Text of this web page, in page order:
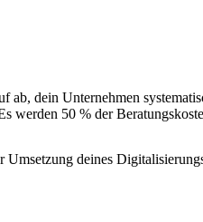
ab, dein Unternehmen
werden 50 % der
Umsetzung deines